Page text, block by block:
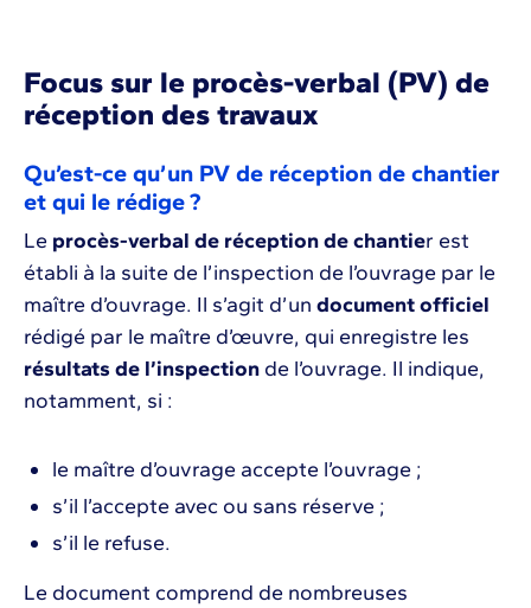
Focus sur le procès-verbal (PV) de
réception des travaux
Qu’est-ce qu’un PV de réception de chantier
et qui le rédige ?
Le procès-verbal de réception de chantier est
établi à la suite de l’inspection de l’ouvrage par le
maître d’ouvrage. Il s’agit d’un document officiel
rédigé par le maître d’œuvre, qui enregistre les
résultats de l’inspection de l’ouvrage. Il indique,
notamment, si :
le maître d’ouvrage accepte l’ouvrage ;
s’il l’accepte avec ou sans réserve ;
s’il le refuse.
Le document comprend de nombreuses